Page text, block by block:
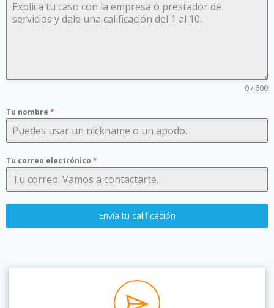
0 / 600
Tu nombre *
Tu correo electrónico *
Envía tu calificación